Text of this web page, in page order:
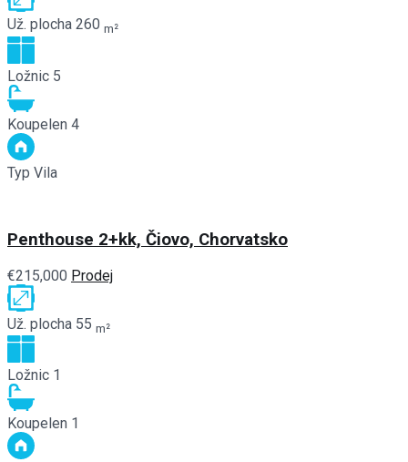
Už. plocha 260 m²
Ložnic 5
Koupelen 4
Typ Vila
Penthouse 2+kk, Čiovo, Chorvatsko
€215,000 Prodej
Už. plocha 55 m²
Ložnic 1
Koupelen 1